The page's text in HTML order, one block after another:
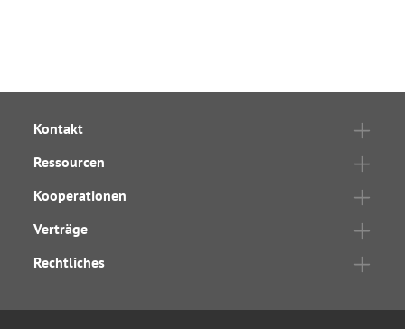
Kontakt
Ressourcen
Kooperationen
Verträge
Rechtliches